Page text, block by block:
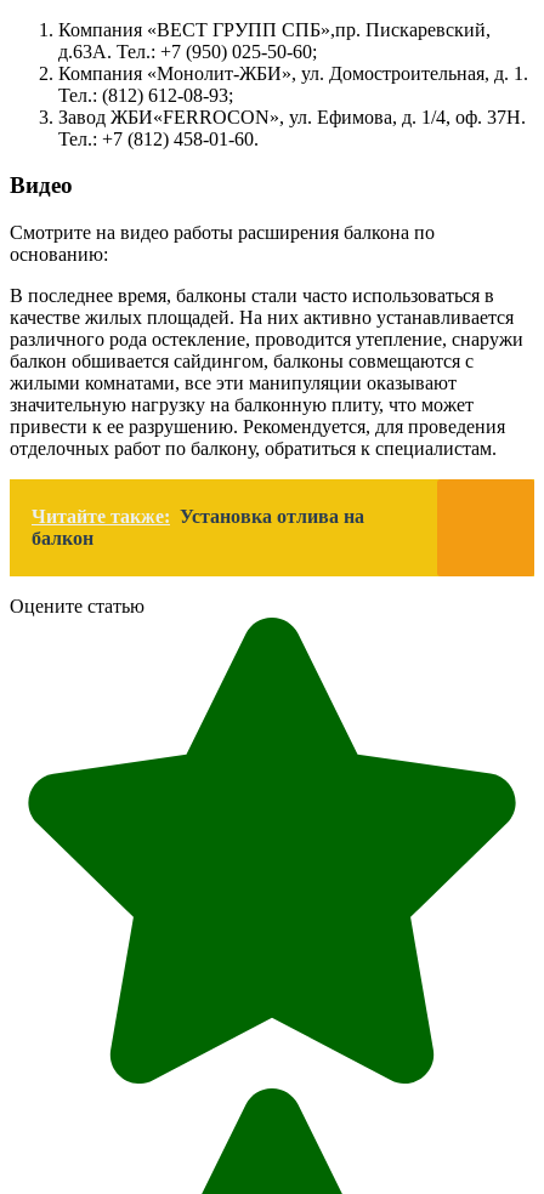
Компания «ВЕСТ ГРУПП СПБ»,пр. Пискаревский,
д.63А. Тел.: +7 (950) 025-50-60;
Компания «Монолит-ЖБИ», ул. Домостроительная, д. 1.
Тел.: (812) 612-08-93;
Завод ЖБИ«FERROCON», ул. Ефимова, д. 1/4, оф. 37Н.
Тел.: +7 (812) 458-01-60.
Видео
Смотрите на видео работы расширения балкона по
основанию:
В последнее время, балконы стали часто использоваться в
качестве жилых площадей. На них активно устанавливается
различного рода остекление, проводится утепление, снаружи
балкон обшивается сайдингом, балконы совмещаются с
жилыми комнатами, все эти манипуляции оказывают
значительную нагрузку на балконную плиту, что может
привести к ее разрушению. Рекомендуется, для проведения
отделочных работ по балкону, обратиться к специалистам.
Читайте также: Установка отлива на
балкон
Оцените статью